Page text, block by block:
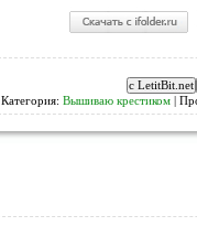
Категория: Вышиваю крестиком |